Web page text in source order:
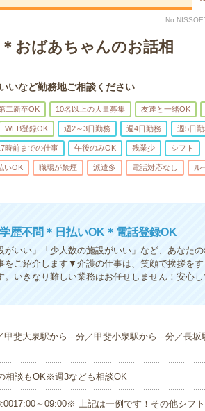
おばあちゃんのお話相
など勤務地ご相談ください
二新卒OK 10名以上の大量募集 友達と一緒OK
WEB登録OK 週2～3日勤務 週4日勤務 週5日
時前までの仕事 午後のみOK 残業少 シフト
いOK 職場が禁煙 派遣多 電話対応なし ル
歴不問＊日払いOK＊電話登録OK
いい」「少人数の施設がいい」など、あなたの
ご紹介します▼介護の仕事は、笑顔で挨拶をす
いきなり難しい業務はお任せしません！安心
斐大泉駅から---分／甲斐小泉駅から---分／長坂
相談もOK※週3なども相談OK
～09:00※ 上記は一例です！その他シフ